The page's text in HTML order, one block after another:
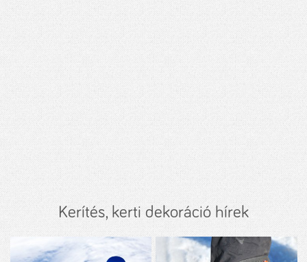
Kerítés, kerti dekoráció hírek